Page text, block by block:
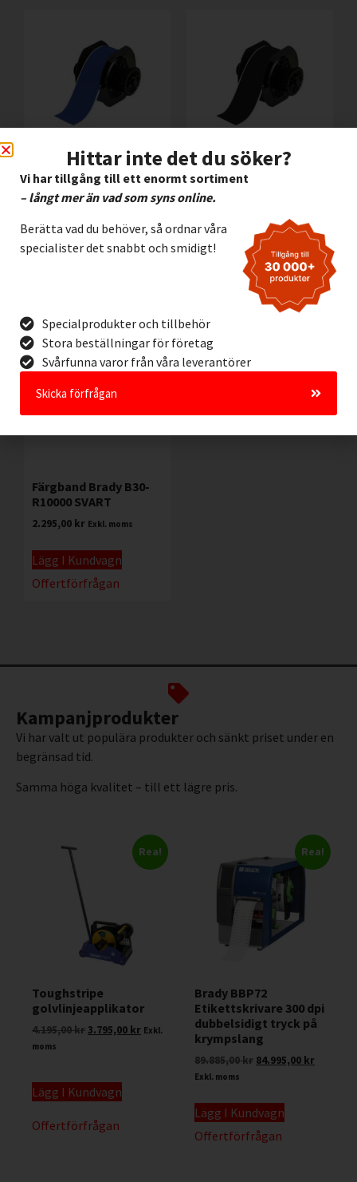
Vinyl Brady B595 BLÅ,
57mm
Lägg I Kundvagn
Vinyl Brady B595
SVART, 57mm
Lägg I Kundvagn
Offertförfrågan
Färgband Brady B30-
R10000 SVART
2.295,00 kr Exkl. moms
Lägg I Kundvagn
Offertförfrågan
Kampanjprodukter
Vi har valt ut populära produkter och sänkt priset under en
begränsad tid.
Samma höga kvalitet – till ett lägre pris.
Rea!
Toughstripe
golvlinjeapplikator
4.195,00kr3.795,00 kr Exkl.
moms
Lägg I Kundvagn
Offertförfrågan
Rea!
Brady BBP72
Etikettskrivare 300 dpi
dubbelsidigt tryck på
krympslang
89.885,00kr 84.995,00 kr
Exkl. moms
Lägg I Kundvagn
Offertförfrågan
Hittar inte det du söker?
Vi har tillgång till ett enormt sortiment
– långt mer än vad som syns online.
Berätta vad du behöver, så ordnar våra
specialister det snabbt och smidigt!
Specialprodukter och tillbehör
Stora beställningar för företag
Svårfunna varor från våra leverantörer
Skicka förfrågan